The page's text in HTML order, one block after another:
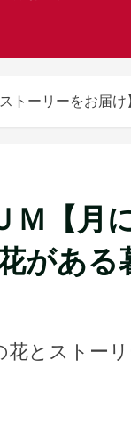
トーリーをお届
Ｍ【月
がある
花とストー